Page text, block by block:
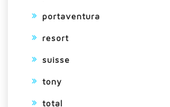
portaventura
resort
suisse
tony
total